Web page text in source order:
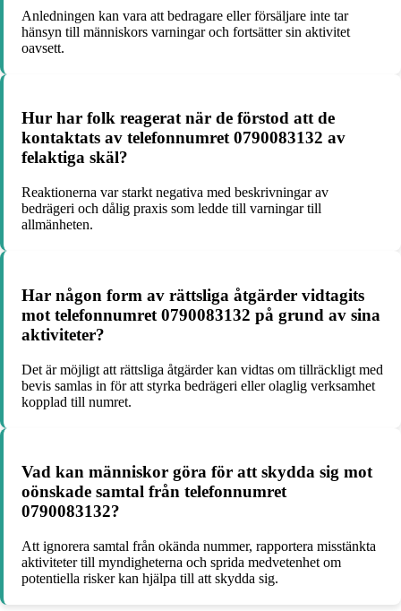
Anledningen kan vara att bedragare eller försäljare inte tar
hänsyn till människors varningar och fortsätter sin aktivitet
oavsett.
Hur har folk reagerat när de förstod att de
kontaktats av telefonnumret 0790083132 av
felaktiga skäl?
Reaktionerna var starkt negativa med beskrivningar av
bedrägeri och dålig praxis som ledde till varningar till
allmänheten.
Har någon form av rättsliga åtgärder vidtagits
mot telefonnumret 0790083132 på grund av sina
aktiviteter?
Det är möjligt att rättsliga åtgärder kan vidtas om tillräckligt med
bevis samlas in för att styrka bedrägeri eller olaglig verksamhet
kopplad till numret.
Vad kan människor göra för att skydda sig mot
oönskade samtal från telefonnumret
0790083132?
Att ignorera samtal från okända nummer, rapportera misstänkta
aktiviteter till myndigheterna och sprida medvetenhet om
potentiella risker kan hjälpa till att skydda sig.